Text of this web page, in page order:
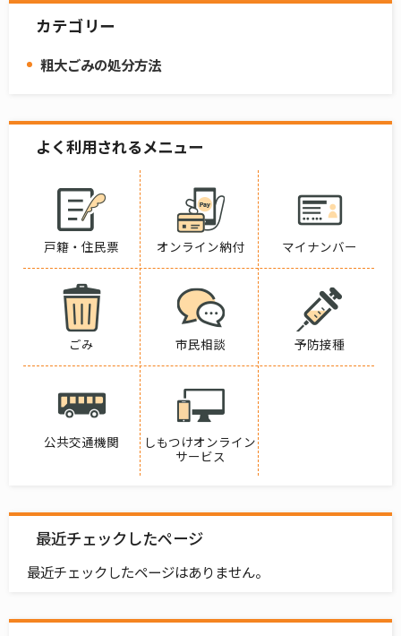
カテゴリー
粗大ごみの処分方法
よく利用されるメニュー
戸籍・住民票 オンライン納付 マイナンバー
ごみ 市民相談 予防接種
公共交通機関
しもつけオンライン
サービス
最近チェックしたページ
最近チェックしたページはありません。